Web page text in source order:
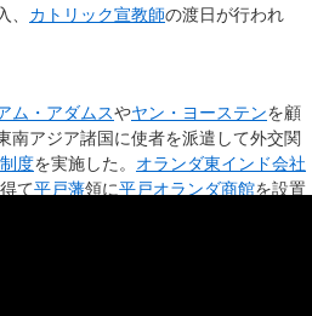
、 カトリック宣教師の渡日が行われ
ム・アダムスやヤン・ヨーステンを顧
南アジア諸国に使者を派遣して外交関
度を実施した。 オランダ東インド会社
て平戸藩領に平戸オランダ商館を設置